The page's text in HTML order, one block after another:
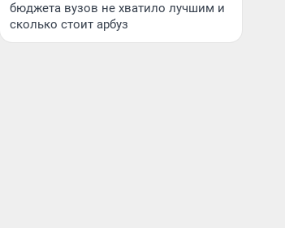
бюджета вузов не хватило лучшим и
сколько стоит арбуз